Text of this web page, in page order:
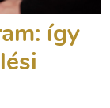
így